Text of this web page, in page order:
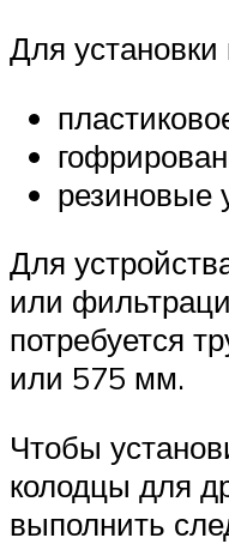
Для
резиновые
Для
или
потребуется
или 575 мм.
Чтобы
колодцы для
выполнить